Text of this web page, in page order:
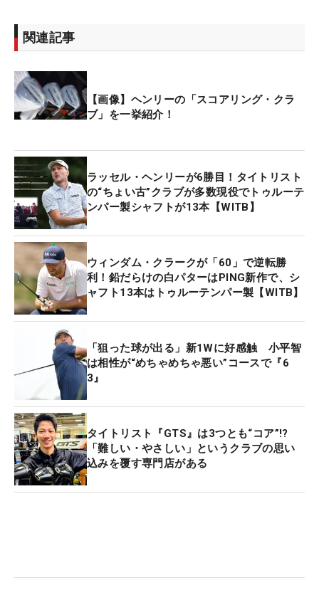
関連記事
【画像】ヘンリーの「スコアリング・クラ
ブ」を一挙紹介！
ラッセル・ヘンリーが6勝目！タイトリスト
の“ちょい古”クラブが多数現役でトゥルーテ
ンパー製シャフトが13本【WITB】
ウィンダム・クラークが「60」で逆転勝
利！鉛だらけの白パターはPING新作で、シ
ャフト13本はトゥルーテンパー製【WITB】
「狙った球が出る」新1Wに好感触 小平智
は相性が“めちゃめちゃ悪い”コースで『6
3』
タイトリスト『GTS』は3つとも“コア”!?
「難しい・やさしい」というクラブの思い
込みを覆す専門店がある